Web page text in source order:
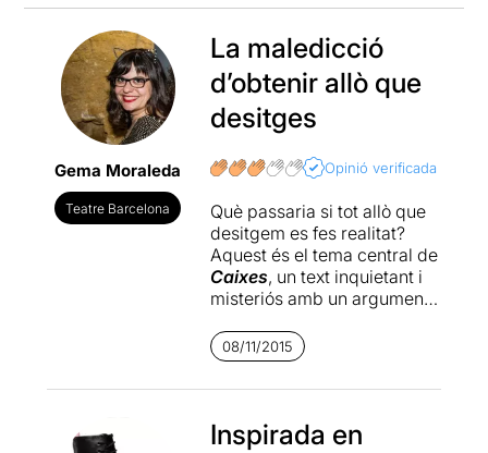
Gema Moraleda
Teatre Barcelona
La maledicció
d’obtenir allò que
desitges
Opinió verificada
Què passaria si tot allò que
desitgem es fes realitat?
Aquest és el tema central de
Caixes, un text inquietant i
misteriós amb un argument
ficció fantàstica. Amb un
intel·ligent joc de miralls,
Caixesens presenta dues
paral·leles. Potser massa.
08/11/2015
Inspirada en